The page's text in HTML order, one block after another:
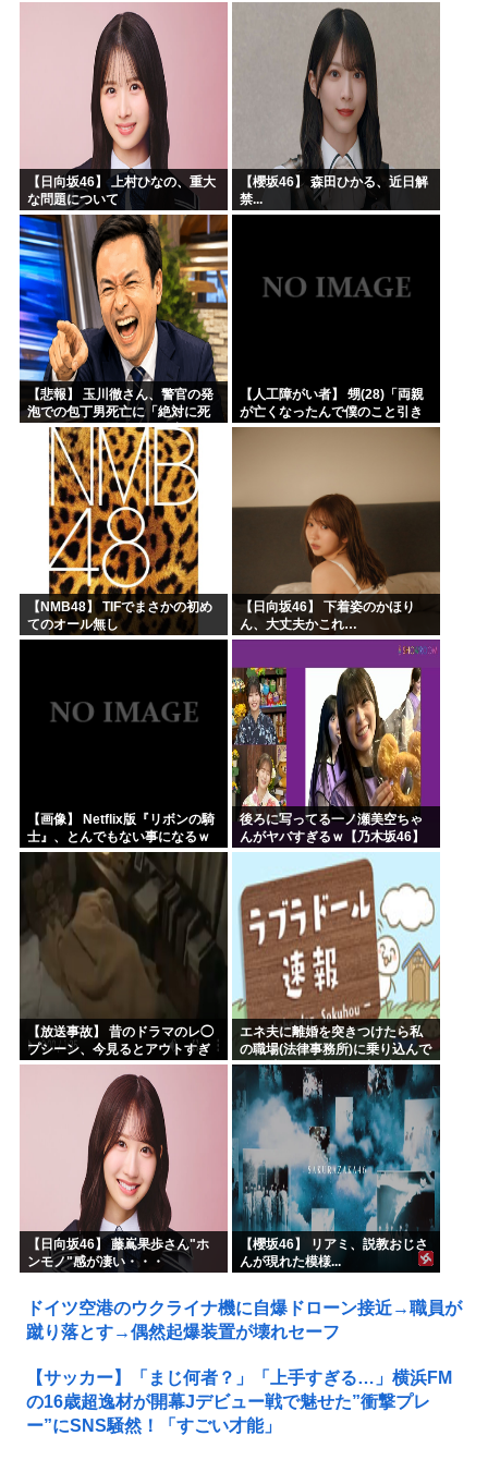
→20年経って見に行くと…
「！？」衝撃の光景が・・・
【日向坂46】 上村ひなの、重大
な問題について
【櫻坂46】 森田ひかる、近日解
禁...
【悲報】 玉川徹さん、警官の発
泡での包丁男死亡に「絶対に死
刑にならない罪なのに警察が死
刑にした！」 → 元警官のマジレ
スがコチラ → ………
【人工障がい者】 甥(28)「両親
が亡くなったんで僕のこと引き
取ってほしいんですけど！」な
【NMB48】 TIFでまさかの初め
てのオール無し
【日向坂46】 下着姿のかほり
ん、大丈夫かこれ…
【画像】 Netflix版『リボンの騎
士』、とんでもない事になるｗ
ｗｗｗｗ
後ろに写ってる一ノ瀬美空ちゃ
んがヤバすぎるｗ【乃木坂46】
【放送事故】 昔のドラマのレ◯
プシーン、今見るとアウトすぎ
る・・・
エネ夫に離婚を突きつけたら私
の職場(法律事務所)に乗り込んで
きた 堂々と「離婚の法律相談で
す。母の薦めでこちらに参りま
した」と言っているが、...
【日向坂46】 藤嶌果歩さん"ホ
ンモノ"感が凄い・・・
【櫻坂46】 リアミ、説教おじさ
んが現れた模様...
ドイツ空港のウクライナ機に自爆ドローン接近→職員が
蹴り落とす→偶然起爆装置が壊れセーフ
【サッカー】「まじ何者？」「上手すぎる…」横浜FM
の16歳超逸材が開幕Jデビュー戦で魅せた”衝撃プレ
ー”にSNS騒然！「すごい才能」